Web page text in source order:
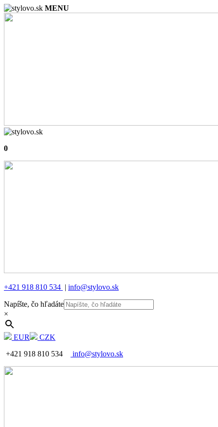
MENU
0
+421 918 810 534 | info@stylovo.sk
Napíšte, čo hľadáte
×
EUR
CZK
+421 918 810 534
info@stylovo.sk